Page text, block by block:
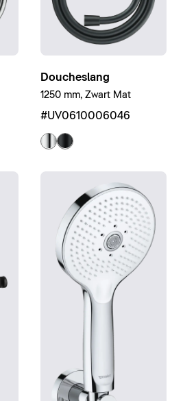
Doucheslang
1250 mm, Zwart Mat
#UV0610006046